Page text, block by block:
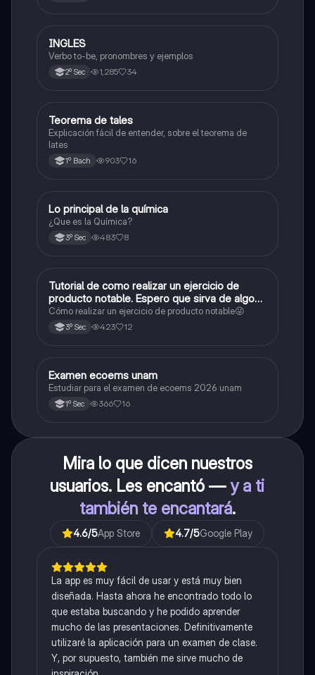
Inglés
INGLES
Verbo to-be, pronombres y ejemplos
2º Sec 1,285 34
Matemáticas
Teorema de tales
Explicación fácil de entender, sobre el teorema de
lates
1º Bach 903 16
Química
Lo principal de la química
¿Que es la Química?
3º Sec 483 8
Matemáticas
Tutorial de como realizar un ejercicio de
producto notable. Espero que sirva de algo💕
😜
Cómo realizar un ejercicio de producto notable😜
3º Sec 423 12
Español
Examen ecoems unam
Estudiar para el examen de ecoems 2026 unam
1º Sec 366 16
Mira lo que dicen nuestros
usuarios. Les encantó —y a ti
también te encantará.
4.6/5App Store 4.7/5Google Play
La app es muy fácil de usar y está muy bien
diseñada. Hasta ahora he encontrado todo lo
que estaba buscando y he podido aprender
mucho de las presentaciones. Definitivamente
utilizaré la aplicación para un examen de clase.
Y, por supuesto, también me sirve mucho de